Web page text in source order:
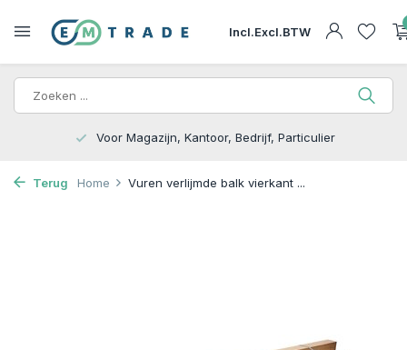
Incl.Excl.BTW
15.000m2 op Voorraad | Bezorgen of Afhalen
Terug Home Vuren verlijmde balk vierkant ...